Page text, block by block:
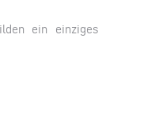
ein einziges